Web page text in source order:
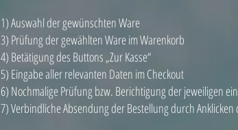
1) Auswahl der gewünschten Ware
3) Prüfung der gewählten Ware im Warenkorb
4) Betätigung des Buttons „Zur Kasse“
5) Eingabe aller relevanten Daten im Checkout
6) Nochmalige Prüfung bzw. Berichtigung der jeweiligen
7) Verbindliche Absendung der Bestellung durch